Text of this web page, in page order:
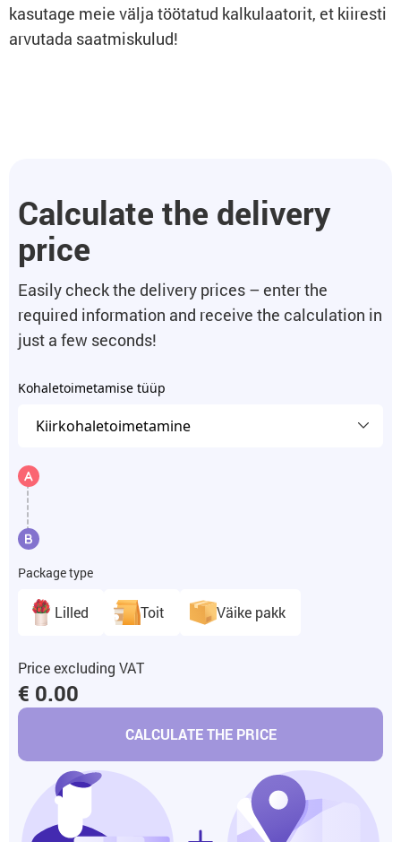
kasutage meie välja töötatud kalkulaatorit, et kiiresti
arvutada saatmiskulud!
Calculate the delivery
price
Easily check the delivery prices – enter the
required information and receive the calculation in
just a few seconds!
Kohaletoimetamise tüüp
Package type
Lilled Toit Väike pakk
Price excluding VAT
€ 0.00
CALCULATE THE PRICE